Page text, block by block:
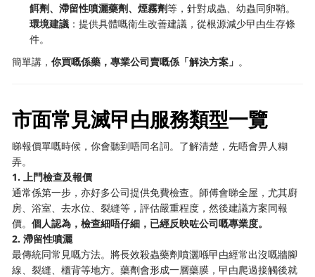
餌劑、滯留性噴灑藥劑、煙霧劑等，針對成蟲、幼蟲同卵鞘。
環境建議 ：提供具體嘅衛生改善建議，從根源減少曱甴生存條
件。
簡單講，你買嘅係藥，專業公司賣嘅係「解決方案」 。
市面常見滅曱甴服務類型一覽
睇報價單嘅時候，你會聽到唔同名詞。了解清楚，先唔會畀人糊
弄。
1. 上門檢查及報價
通常係第一步，亦好多公司提供免費檢查。師傅會睇全屋，尤其廚
房、浴室、去水位、裂縫等，評估嚴重程度，然後建議方案同報
價。個人認為，檢查細唔仔細，已經反映咗公司嘅專業度。
2. 滯留性噴灑
最傳統同常見嘅方法。將長效殺蟲藥劑噴灑喺曱甴經常出沒嘅牆腳
線、裂縫、櫃背等地方。藥劑會形成一層藥膜，曱甴爬過接觸後就